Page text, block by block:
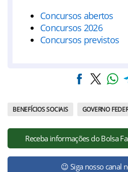
Concursos abertos
Concursos 2026
Concursos previstos
BENEFÍCIOS SOCIAIS GOVERNO
Receba informações do Bolsa
😉 Siga nosso canal